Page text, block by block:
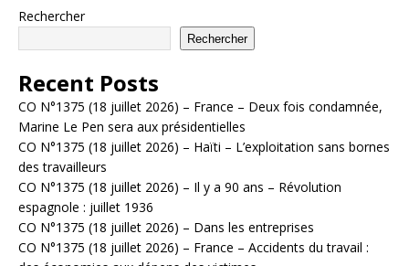
Rechercher
Rechercher
Recent Posts
CO N°1375 (18 juillet 2026) – France – Deux fois condamnée,
Marine Le Pen sera aux présidentielles
CO N°1375 (18 juillet 2026) – Haïti – L’exploitation sans bornes
des travailleurs
CO N°1375 (18 juillet 2026) – Il y a 90 ans – Révolution
espagnole : juillet 1936
CO N°1375 (18 juillet 2026) – Dans les entreprises
CO N°1375 (18 juillet 2026) – France – Accidents du travail :